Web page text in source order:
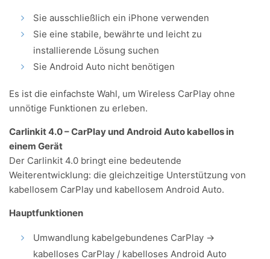
Sie ausschließlich ein iPhone verwenden
Sie eine stabile, bewährte und leicht zu
installierende Lösung suchen
Sie Android Auto nicht benötigen
Es ist die einfachste Wahl, um Wireless CarPlay ohne
unnötige Funktionen zu erleben.
Carlinkit 4.0 – CarPlay und Android Auto kabellos in
einem Gerät
Der Carlinkit 4.0 bringt eine bedeutende
Weiterentwicklung: die gleichzeitige Unterstützung von
kabellosem CarPlay und kabellosem Android Auto.
Hauptfunktionen
Umwandlung kabelgebundenes CarPlay →
kabelloses CarPlay / kabelloses Android Auto